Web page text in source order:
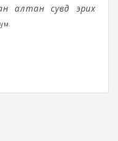
алтан сувд эрих